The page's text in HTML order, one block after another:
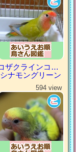
コザクラインコ（小桜インコ）
シナモングリーン
594 view